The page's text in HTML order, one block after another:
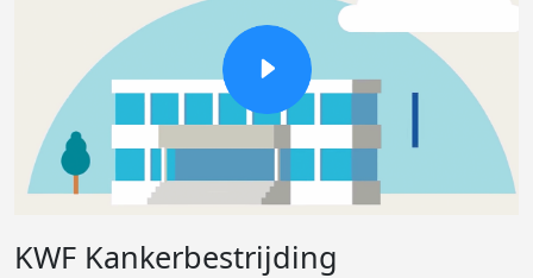
KWF Kankerbestrijding